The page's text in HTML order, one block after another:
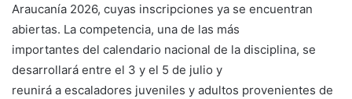
Araucanía 2026, cuyas inscripciones ya se encuentran
abiertas. La competencia, una de las más
importantes del calendario nacional de la disciplina, se
desarrollará entre el 3 y el 5 de julio y
reunirá a escaladores juveniles y adultos provenientes de